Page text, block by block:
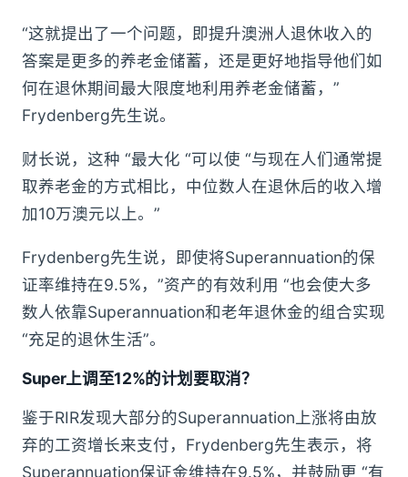
“这就提出了一个问题，即提升澳洲人退休收入的
答案是更多的养老金储蓄，还是更好地指导他们如
何在退休期间最大限度地利用养老金储蓄，”
Frydenberg先生说。
财长说，这种 “最大化 “可以使 “与现在人们通常提
取养老金的方式相比，中位数人在退休后的收入增
加10万澳元以上。”
Frydenberg先生说，即使将Superannuation的保
证率维持在9.5%，”资产的有效利用 “也会使大多
数人依靠Superannuation和老年退休金的组合实现
“充足的退休生活”。
Super上调至12%的计划要取消？
鉴于RIR发现大部分的Superannuation上涨将由放
弃的工资增长来支付，Frydenberg先生表示，将
Superannuation保证金维持在9.5%，并鼓励更 “有